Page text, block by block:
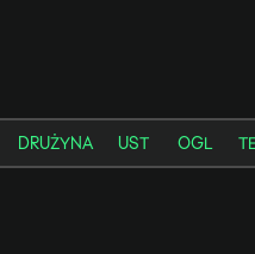
DRUŻYNA UST OGL